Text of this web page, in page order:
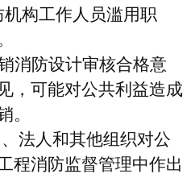
构工作人员滥用职
消防设计审核合格意
，可能对公共利益造成
。
法人和其他组织对公
程消防监督管理中作出